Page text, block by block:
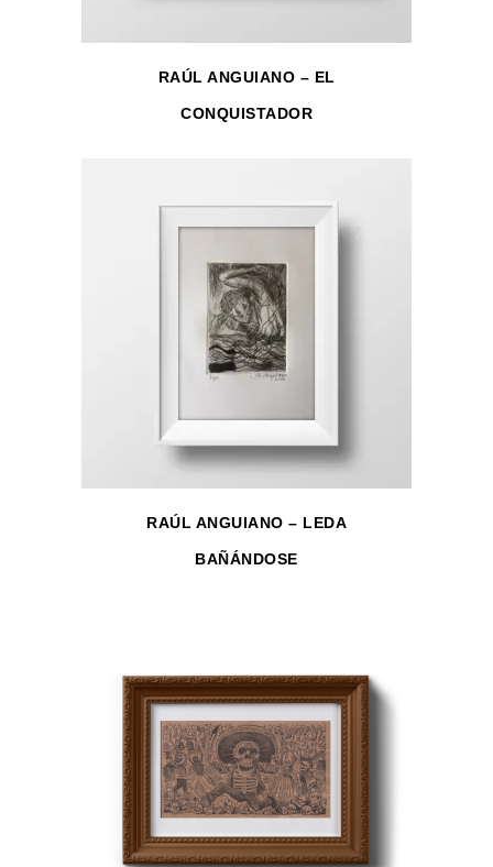
RAÚL ANGUIANO – EL
CONQUISTADOR
RAÚL ANGUIANO – LEDA
BAÑÁNDOSE